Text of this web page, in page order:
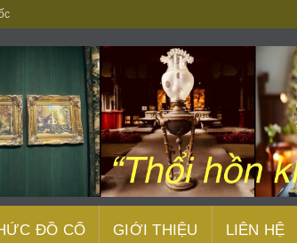
ĐỒ CỔ GIỚI THIỆU LIÊN HỆ